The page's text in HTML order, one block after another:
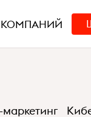
КОМПАНИЙ